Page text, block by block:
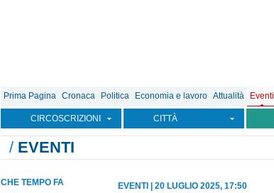
Prima Pagina Cronaca Politica Economia e lavoro Attualità Eventi
CIRCOSCRIZIONI CITTÀ
/ EVENTI
CHE TEMPO FA EVENTI 20 LUGLIO 2025, 17:50